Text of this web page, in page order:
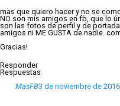
mas que quiero hacer y no se
NO son mis amigos en fb, que lo
son las fotos de perfil y de portada
amigos ni ME GUSTA de nadie.
Gracias!
Responder
Respuestas
MasFB3 de noviembre de